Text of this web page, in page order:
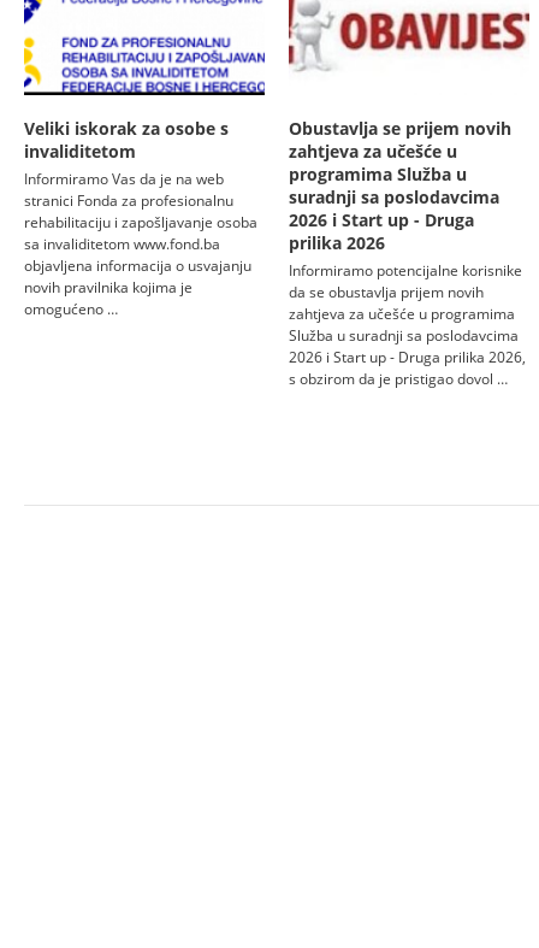
Veliki iskorak za osobe s
invaliditetom
Informiramo Vas da je na web
stranici Fonda za profesionalnu
rehabilitaciju i zapošljavanje osoba
sa invaliditetom www.fond.ba
objavljena informacija o usvajanju
novih pravilnika kojima je
omogućeno …
Obustavlja se prijem novih
zahtjeva za učešće u
programima Služba u
suradnji sa poslodavcima
2026 i Start up - Druga
prilika 2026
Informiramo potencijalne korisnike
da se obustavlja prijem novih
zahtjeva za učešće u programima
Služba u suradnji sa poslodavcima
2026 i Start up - Druga prilika 2026,
s obzirom da je pristigao dovol …